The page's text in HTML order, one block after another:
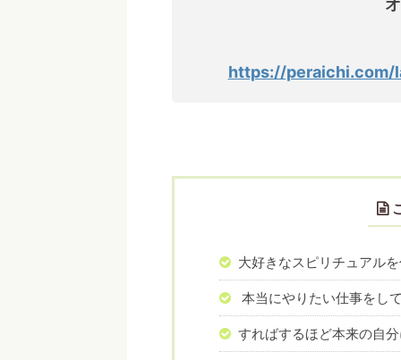
https://peraichi.com/
大好きなスピリチュアル
本当にやりたい仕事をし
すればするほど本来の自